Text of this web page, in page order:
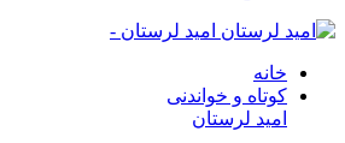
امید لرستان -
خانه
کوتاه و خواندنی
امید لرستان